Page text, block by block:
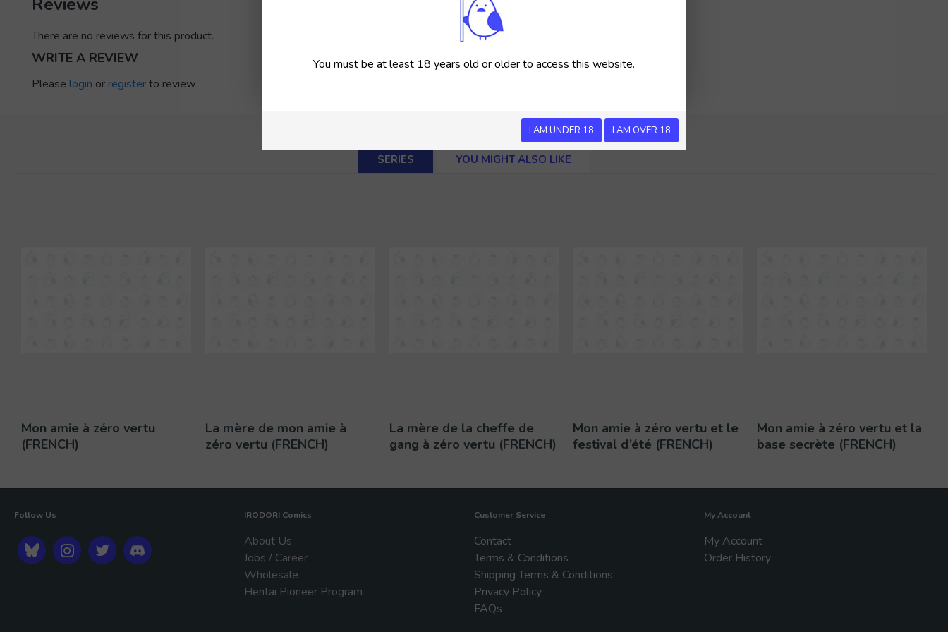
There are no reviews for this product.
WRITE A REVIEW
Please login or registerto review
SERIES YOU MIGHT ALSO LIKE
Mon amie à zéro vertu
(FRENCH)
La mère de mon amie à
zéro vertu (FRENCH)
La mère de la cheffe de
gang à zéro vertu (FRENCH)
Mon amie à zéro vertu et le
festival d’été (FRENCH)
Mon amie à zéro vertu et la
base secrète (FRENCH)
Follow Us IRODORI Comics
About Us
Jobs / Career
Wholesale
Hentai Pioneer Program
Customer Service
Contact
Terms & Conditions
Shipping Terms & Conditions
Privacy Policy
FAQs
My Account
My Account
Order History
You must be at least 18 years old or older to access this website.
I AM UNDER 18 I AM OVER 18